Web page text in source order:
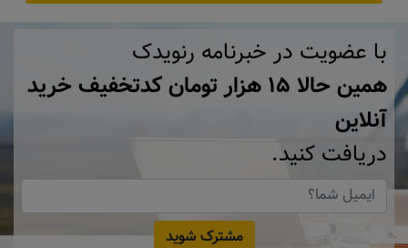
با عضویت در خبرنامه رنویدک
همین حالا ۱۵ هزار تومان کد‌تخفیف خرید
آنلاین
دریافت کنید.
مشترک شوید